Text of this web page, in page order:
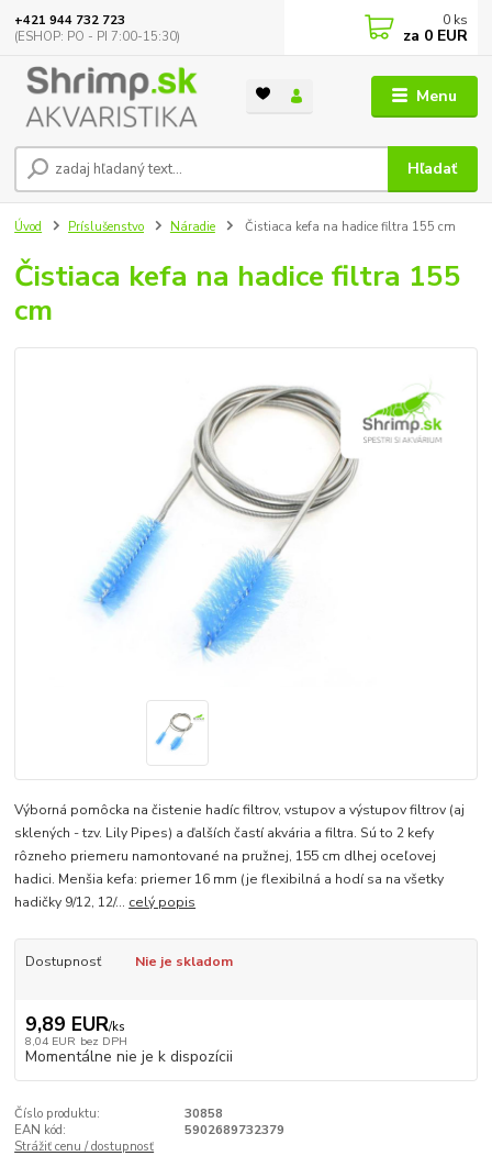
Menu
Hľadať
+421 944 732 723
(ESHOP: PO - PI 7:00-15:30)
0 ks
za 0 EUR
Úvod Príslušenstvo Náradie Čistiaca kefa na hadice filtra 155 cm
Čistiaca kefa na hadice filtra 155
cm
Výborná pomôcka na čistenie hadíc filtrov, vstupov a výstupov filtrov (aj
sklených - tzv. Lily Pipes) a ďalších častí akvária a filtra. Sú to 2 kefy
rôzneho priemeru namontované na pružnej, 155 cm dlhej oceľovej
hadici. Menšia kefa: priemer 16 mm (je flexibilná a hodí sa na všetky
hadičky 9/12, 12/... celý popis
Dostupnosť Nie je skladom
9,89 EUR/ks
8,04 EUR bez DPH
Momentálne nie je k dispozícii
Číslo produktu:
30858
EAN kód:
5902689732379
Strážiť cenu / dostupnosť